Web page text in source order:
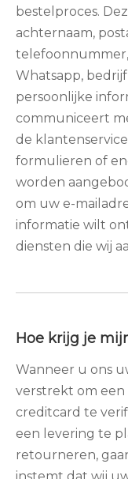
bestelproces.
achternaam,
Whatsapp,
persoonlijke
communiceert
de
formulieren of
worden
om uw e-
informatie wilt
diensten die wij
Hoe krijg je
Wanneer u ons
verstrekt om een
creditcard te
een levering te
retourneren,
instemt dat wij